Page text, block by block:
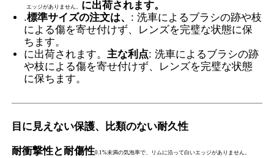
ニュース
すべての場合
車のペンキの保護フィルム
エッジがありません。 に出荷されます。
.標準サイズの注文は、 : 洗車によるブラシの跡や枝
による傷を寄せ付けず、レンズを完璧な状態に保
ちます。
に出荷されます。主な利点: 洗車によるブラシの跡
や枝による傷を寄せ付けず、レンズを完璧な状態
に保ちます。
目に見えない保護、比類のない耐久性
耐衝撃性と耐傷性0.1%未満の気泡率で、リムに沿って白いエッジがありません。